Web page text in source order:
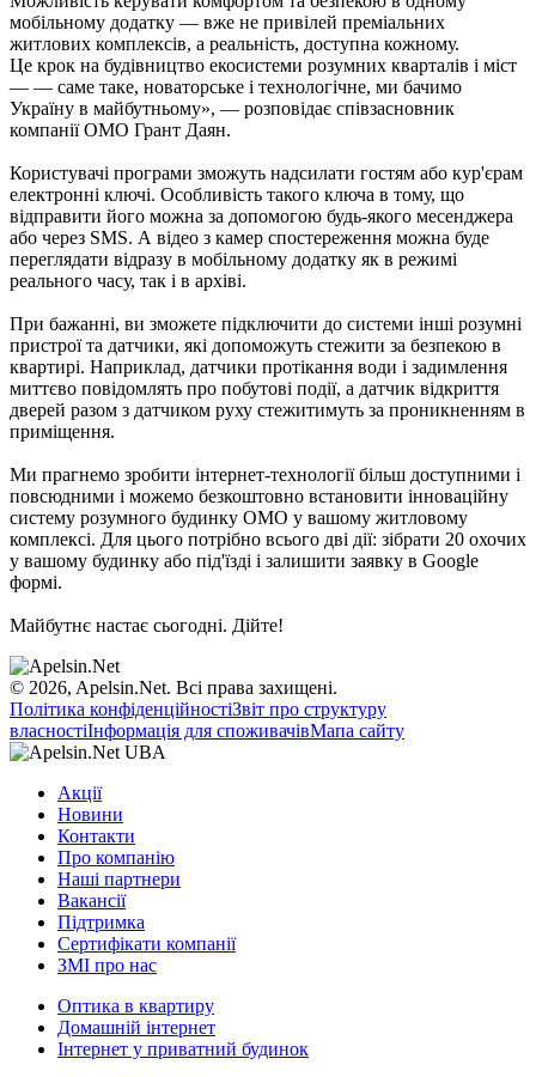
мобільному додатку — вже не привілей преміальних
житлових комплексів, а реальність, доступна кожному.
Це крок на будівництво екосистеми розумних кварталів і міст
— — саме таке, новаторське і технологічне, ми бачимо
Україну в майбутньому», — розповідає співзасновник
компанії ОМО Грант Даян.
Користувачі програми зможуть надсилати гостям або кур'єрам
електронні ключі. Особливість такого ключа в тому, що
відправити його можна за допомогою будь-якого месенджера
або через SMS. А відео з камер спостереження можна буде
переглядати відразу в мобільному додатку як в режимі
реального часу, так і в архіві.
При бажанні, ви зможете підключити до системи інші розумні
пристрої та датчики, які допоможуть стежити за безпекою в
квартирі. Наприклад, датчики протікання води і задимлення
миттєво повідомлять про побутові події, а датчик відкриття
дверей разом з датчиком руху стежитимуть за проникненням в
приміщення.
Ми прагнемо зробити інтернет-технології більш доступними і
повсюдними і можемо безкоштовно встановити інноваційну
систему розумного будинку ОМО у вашому житловому
комплексі. Для цього потрібно всього дві дії: зібрати 20 охочих
у вашому будинку або під'їзді і залишити заявку в Google
формі.
Майбутнє настає сьогодні. Дійте!
© 2026, Apelsin.Net. Всі права захищені.
Політика конфіденційностіЗвіт про структуру
власностіІнформація для споживачівМапа сайту
Акції
Новини
Контакти
Про компанію
Наші партнери
Вакансії
Підтримка
Сертифікати компанії
ЗМІ про нас
Оптика в квартиру
Домашній інтернет
Інтернет у приватний будинок